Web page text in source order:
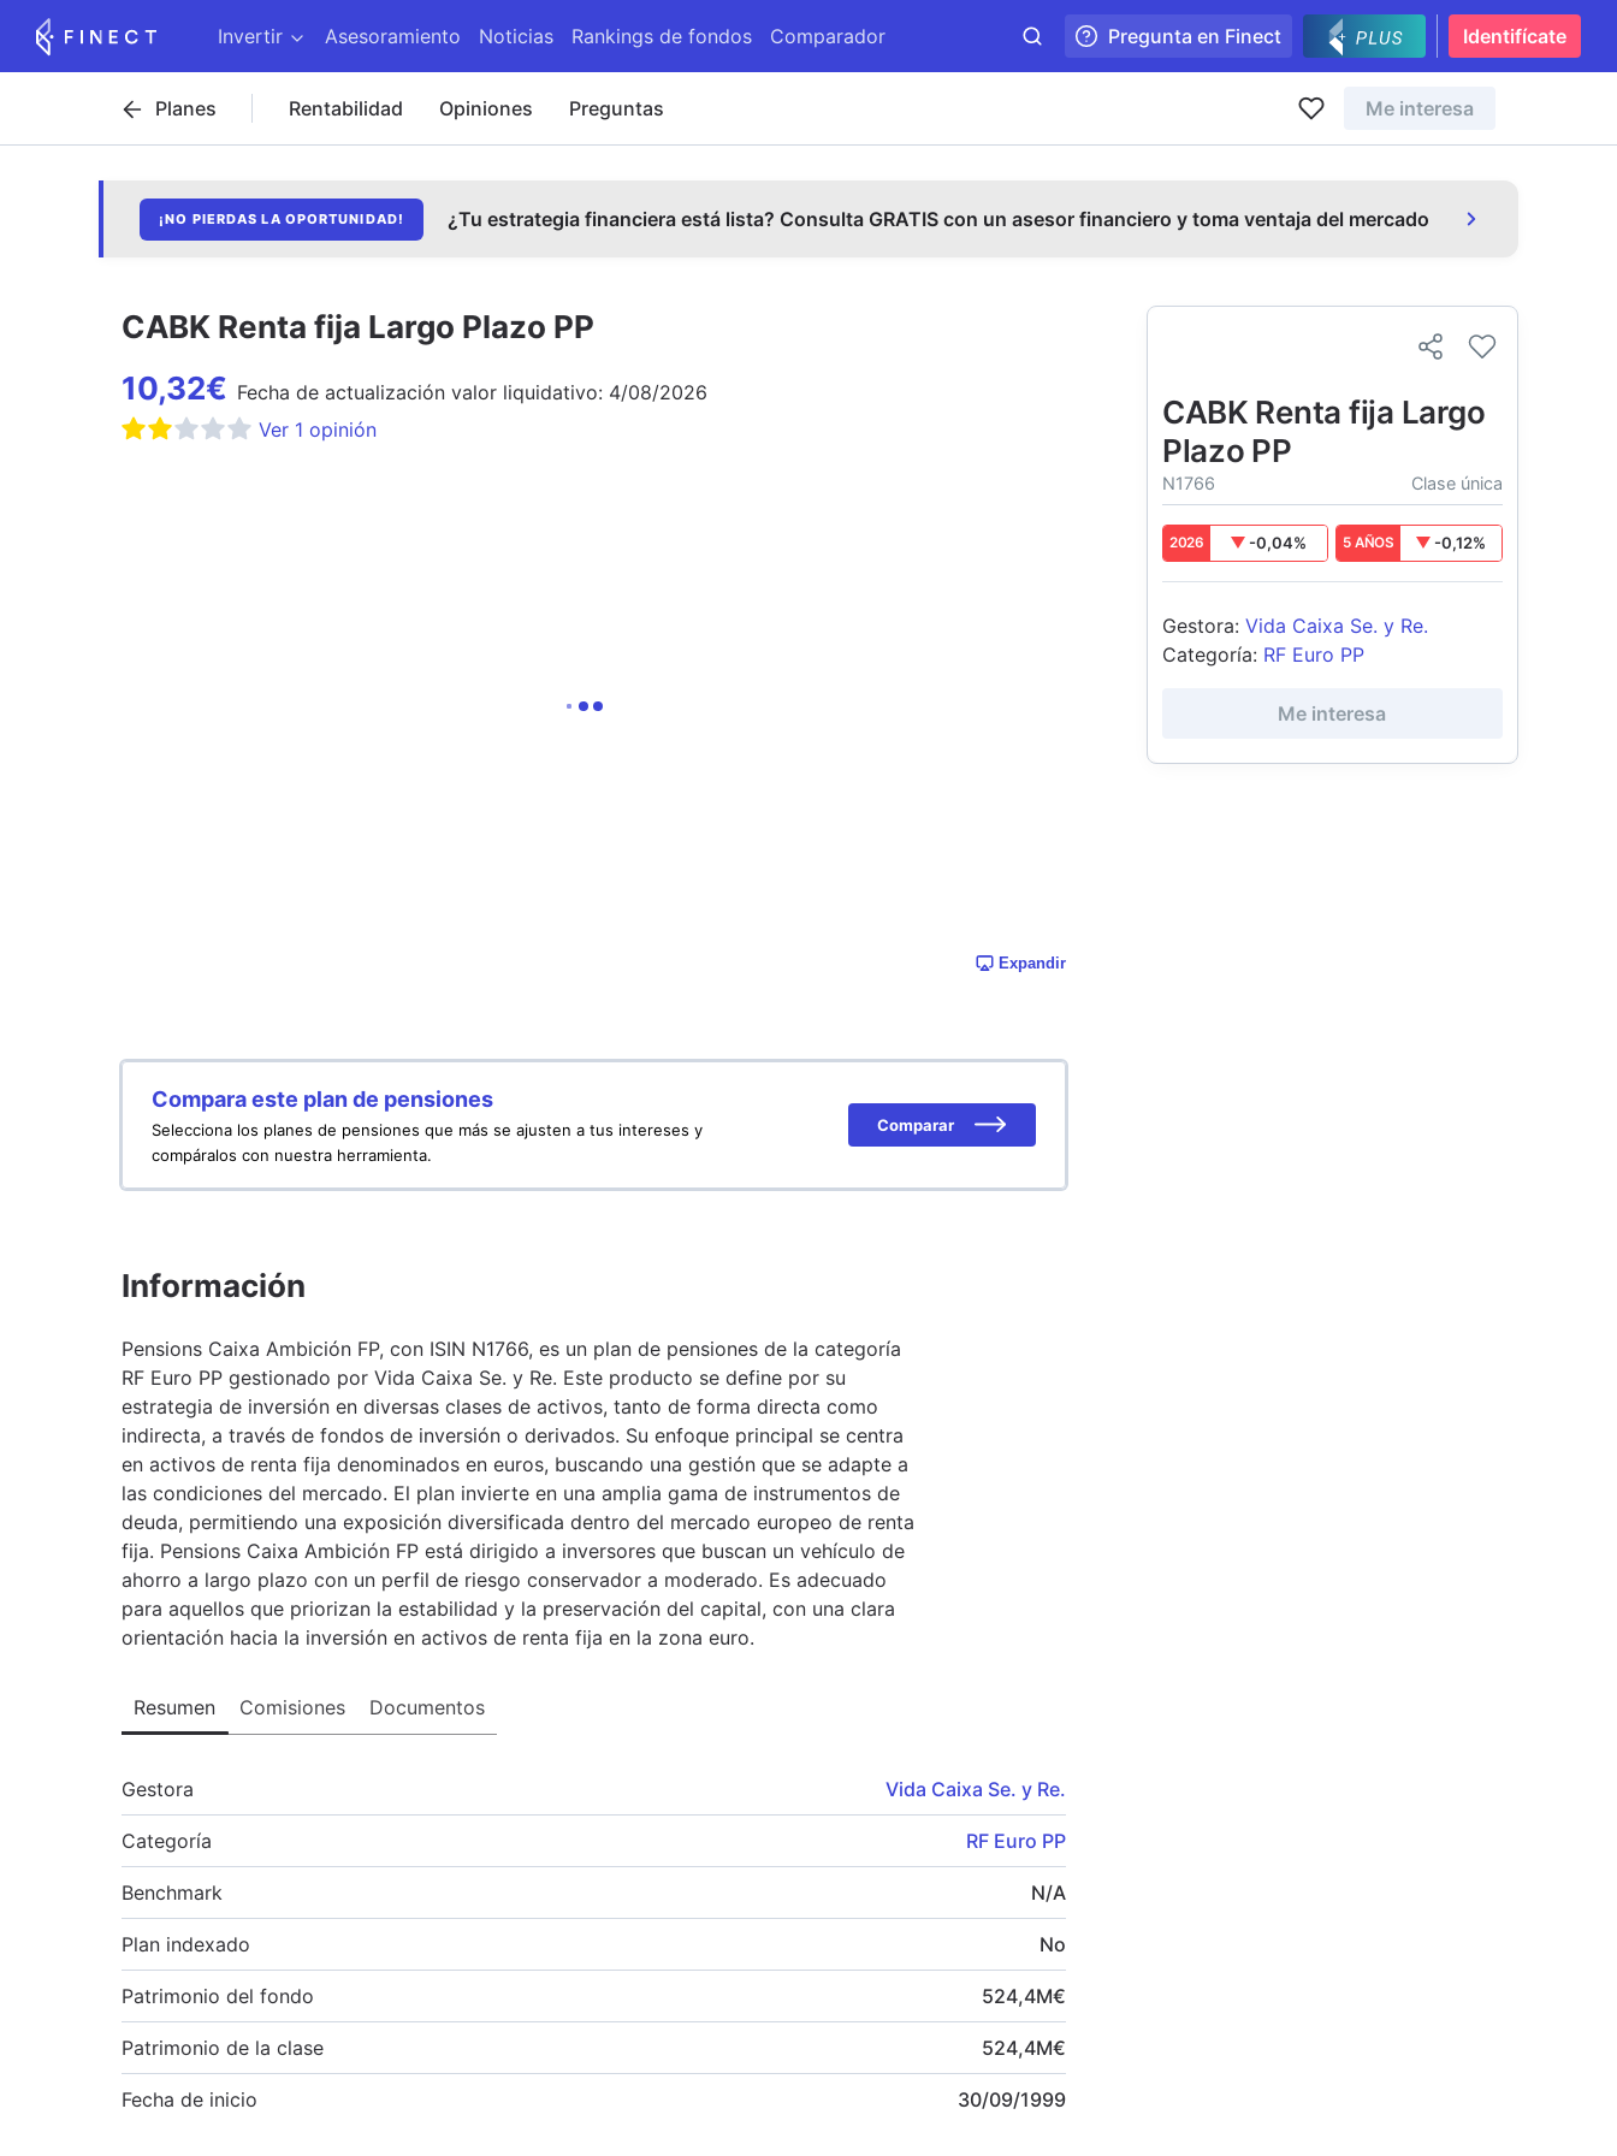
Invertir Asesoramiento Noticias Rankings de fondos Comparador Pregunta en Finect Identifícate
Planes Rentabilidad Opiniones Preguntas Me interesa
¡NO PIERDAS LA OPORTUNIDAD! ¿Tu estrategia financiera está lista? Consulta GRATIS con un asesor financiero y toma ventaja del mercado
CABK Renta fija Largo Plazo PP
10,32€ Fecha de actualización valor liquidativo: 4/08/2026
Ver 1 opinión
Expandir
Compara este plan de pensiones
Selecciona los planes de pensiones que más se ajusten a tus intereses y
compáralos con nuestra herramienta.
Comparar
Información
Pensions Caixa Ambición FP, con ISIN N1766, es un plan de pensiones de la categoría
RF Euro PP gestionado por Vida Caixa Se. y Re. Este producto se define por su
estrategia de inversión en diversas clases de activos, tanto de forma directa como
indirecta, a través de fondos de inversión o derivados. Su enfoque principal se centra
en activos de renta fija denominados en euros, buscando una gestión que se adapte a
las condiciones del mercado. El plan invierte en una amplia gama de instrumentos de
deuda, permitiendo una exposición diversificada dentro del mercado europeo de renta
fija. Pensions Caixa Ambición FP está dirigido a inversores que buscan un vehículo de
ahorro a largo plazo con un perfil de riesgo conservador a moderado. Es adecuado
para aquellos que priorizan la estabilidad y la preservación del capital, con una clara
orientación hacia la inversión en activos de renta fija en la zona euro.
Resumen Comisiones Documentos
Gestora Vida Caixa Se. y Re.
Categoría RF Euro PP
Benchmark N/A
Plan indexado No
Patrimonio del fondo 524,4M€
Patrimonio de la clase 524,4M€
Fecha de inicio 30/09/1999
CABK Renta fija Largo
Plazo PP
N1766 Clase única
2026 -0,04% 5 AÑOS -0,12%
Gestora: Vida Caixa Se. y Re.
Categoría: RF Euro PP
Me interesa